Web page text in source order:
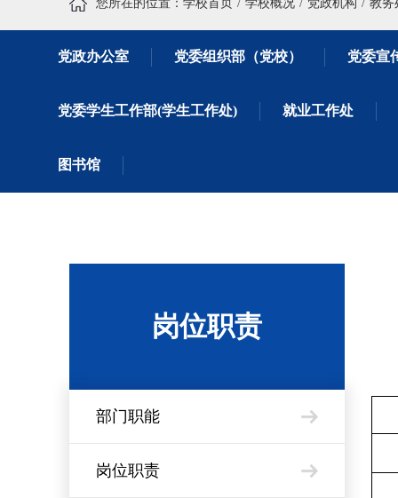
您所在的位置：学校首页 学校概况 党政机构 教务
党政办公室 党委组织部（党校） 党委宣
党委学生工作部(学生工作处) 就业工作处
图书馆
岗位职责
部门职能
岗位职责